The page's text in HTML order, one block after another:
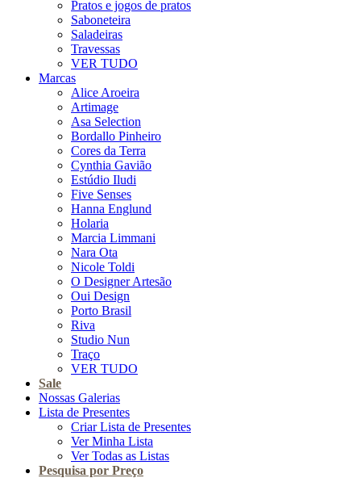
Pratos e jogos de pratos
Saboneteira
Saladeiras
Travessas
VER TUDO
Marcas
Alice Aroeira
Artimage
Asa Selection
Bordallo Pinheiro
Cores da Terra
Cynthia Gavião
Estúdio Iludi
Five Senses
Hanna Englund
Holaria
Marcia Limmani
Nara Ota
Nicole Toldi
O Designer Artesão
Oui Design
Porto Brasil
Riva
Studio Nun
Traço
VER TUDO
Sale
Nossas Galerias
Lista de Presentes
Criar Lista de Presentes
Ver Minha Lista
Ver Todas as Listas
Pesquisa por Preço